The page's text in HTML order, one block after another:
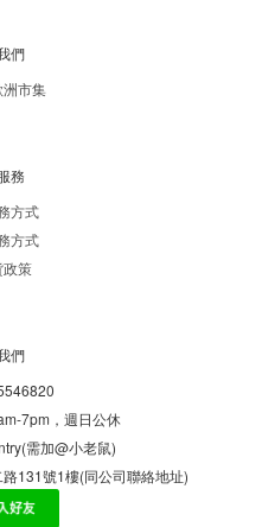
們
市集
務
方式
方式
政策
們
7pm，週日公休
需加@小老鼠)
131號1樓(同公司聯絡地址)